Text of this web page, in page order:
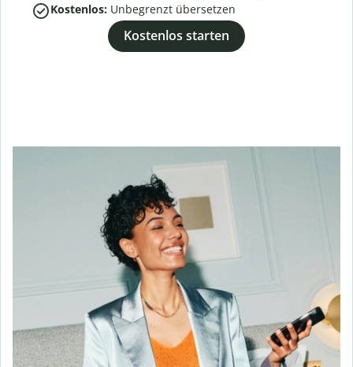
Kostenlos: Unbegrenzt übersetzen
Kostenlos starten